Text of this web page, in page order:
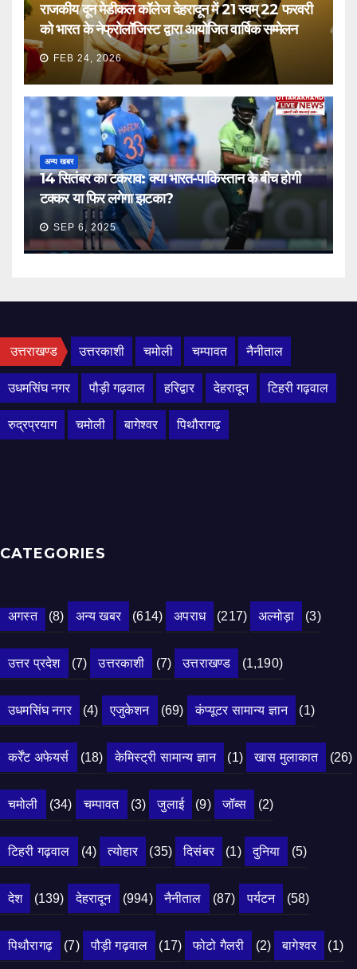
राजकीय दून मेडीकल कॉलेज देहरादून में 21 स्वम् 22 फरवरी
को भारत के नेफ्रोलॉजिस्ट द्वारा आयोजित वार्षिक सम्मेलन
FEB 24, 2026
अन्य खबर
14 सितंबर का टकराव: क्या भारत-पाकिस्तान के बीच होगी
टक्कर या फिर लगेगा झटका?
SEP 6, 2025
उत्तराखण्ड उत्तरकाशी चमोली चम्पावत नैनीताल
उधमसिंघ नगर पौड़ी गढ़वाल हरिद्वार देहरादून टिहरी गढ़वाल
रुद्रप्रयाग चमोली बागेश्वर पिथौरागढ़
CATEGORIES
अगस्त (8) अन्य खबर (614) अपराध (217) अल्मोड़ा (3)
उत्तर प्रदेश (7) उत्तरकाशी (7) उत्तराखण्ड (1,190)
उधमसिंघ नगर (4) एजुकेशन (69) कंप्यूटर सामान्य ज्ञान (1)
कर्रेंट अफेयर्स (18) केमिस्ट्री सामान्य ज्ञान (1) खास मुलाकात (26)
चमोली (34) चम्पावत (3) जुलाई (9) जॉब्स (2)
टिहरी गढ़वाल (4) त्योहार (35) दिसंबर (1) दुनिया (5)
देश (139) देहरादून (994) नैनीताल (87) पर्यटन (58)
पिथौरागढ़ (7) पौड़ी गढ़वाल (17) फोटो गैलरी (2) बागेश्वर (1)